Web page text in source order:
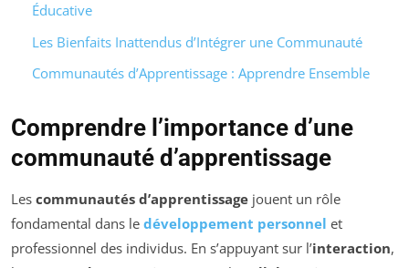
Éducative
Les Bienfaits Inattendus d’Intégrer une Communauté
Communautés d’Apprentissage : Apprendre Ensemble
Comprendre l’importance d’une
communauté d’apprentissage
Les communautés d’apprentissage jouent un rôle
fondamental dans le développement personnel et
professionnel des individus. En s’appuyant sur l’interaction,